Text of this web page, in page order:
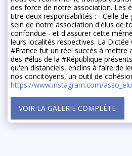
des force de notre association. Les
titre deux responsabilités : - Celle
sein de notre association d'élus de
confondue - et d'assurer cette
leurs localités respectives. La Dictée
#France fut un réel succès à mettre
des #élus de la #République
qu'en distanciels, enclins à faire de
nos concitoyens, un outil de
https://www.instagram.com/
VOIR LA GALERIE COMPLÈTE